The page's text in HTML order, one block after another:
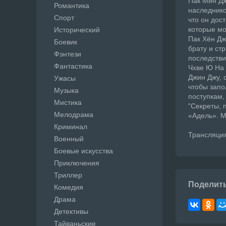
что он
которые
Пак Хён
брату и
Чхве Ю На
Джин Джу,
чтобы
"Секреты,
«Адель».
Романтика
Спорт
Исторический
Боевик
Фэнтези
Фантастика
Ужасы
Музыка
Мистика
Мелодрама
Криминал
Военный
Боевые искусства
Приключения
Триллер
Комедия
Драма
Детективы
Тайваньские